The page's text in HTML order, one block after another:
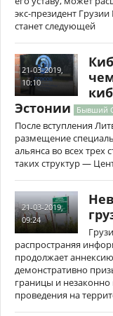
экс-президент
станет следующей
21-03-2019,
10:10
Эстонии
Бывший
После вступления
размещение
альянса во всех трех
таких структур —
21-03-2019,
09:24
распространяя
продолжает
демонстративно
границы и
проведения на